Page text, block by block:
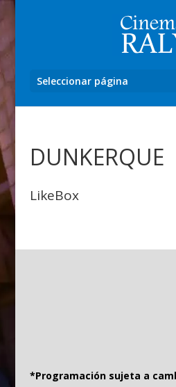
Seleccionar página
DUNKERQUE
LikeBox
*Programación sujeta a